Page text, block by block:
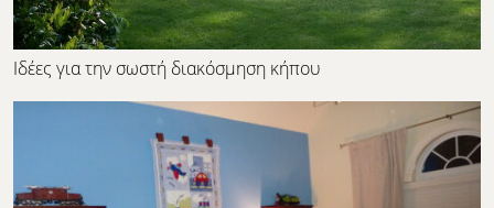
Ιδέες για την σωστή διακόσμηση κήπου